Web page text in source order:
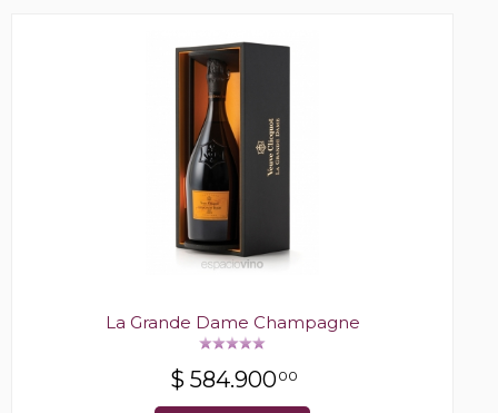
La Grande Dame Champagne
$ 584.90000